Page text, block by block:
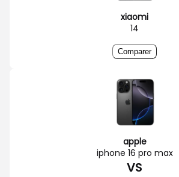
xiaomi
14
Comparer
apple
iphone 16 pro max
VS